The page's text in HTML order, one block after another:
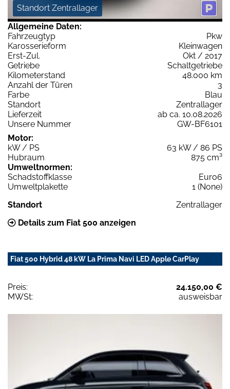
Standort Zentrallager
Allgemeine Daten:
Fahrzeugtyp
Pkw
Karosserieform
Kleinwagen
Erst-Zul.
Okt / 2017
Getriebe
Schaltgetriebe
Kilometerstand
48.000 km
Anzahl der Türen
3
Farbe
Blau
Standort
Zentrallager
Lieferzeit
ab ca. 10.08.2026
Unsere Nummer
GW-BF6101
Motor:
kW / PS
63 kW / 86 PS
Hubraum
875 cm³
Umweltnormen:
Schadstoffklasse
Euro6
Umweltplakette
1 (None)
Standort
Zentrallager
Details zum Fiat 500 anzeigen
Fiat 500 Hybrid 48 kW La Prima Navi LED Apple CarPlay
Preis:
24.150,00 €
MWSt:
ausweisbar